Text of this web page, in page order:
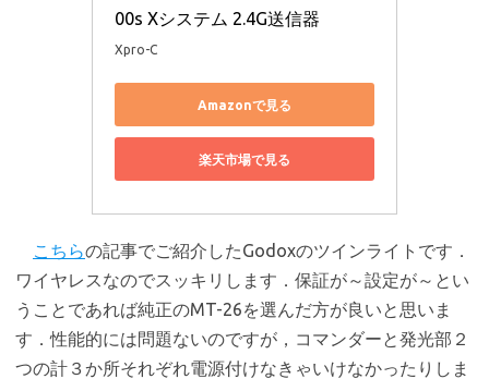
00s Xシステム 2.4G送信器
Xpro-C
Amazonで見る
楽天市場で見る
こちらの記事でご紹介したGodoxのツインライトです．
ワイヤレスなのでスッキリします．保証が～設定が～とい
うことであれば純正のMT-26を選んだ方が良いと思いま
す．性能的には問題ないのですが，コマンダーと発光部２
つの計３か所それぞれ電源付けなきゃいけなかったりしま